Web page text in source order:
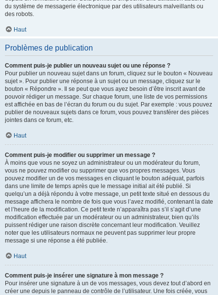
du système de messagerie électronique par des utilisateurs malveillants ou
des robots.
Haut
Problèmes de publication
Comment puis-je publier un nouveau sujet ou une réponse ?
Pour publier un nouveau sujet dans un forum, cliquez sur le bouton « Nouveau
sujet ». Pour publier une réponse à un sujet ou un message, cliquez sur le
bouton « Répondre ». Il se peut que vous ayez besoin d’être inscrit avant de
pouvoir rédiger un message. Sur chaque forum, une liste de vos permissions
est affichée en bas de l’écran du forum ou du sujet. Par exemple : vous pouvez
publier de nouveaux sujets dans ce forum, vous pouvez transférer des pièces
jointes dans ce forum, etc.
Haut
Comment puis-je modifier ou supprimer un message ?
À moins que vous ne soyez un administrateur ou un modérateur du forum,
vous ne pouvez modifier ou supprimer que vos propres messages. Vous
pouvez modifier un de vos messages en cliquant le bouton adéquat, parfois
dans une limite de temps après que le message initial ait été publié. Si
quelqu’un a déjà répondu à votre message, un petit texte situé en dessous du
message affichera le nombre de fois que vous l’avez modifié, contenant la date
et l’heure de la modification. Ce petit texte n’apparaîtra pas s’il s’agit d’une
modification effectuée par un modérateur ou un administrateur, bien qu’ils
puissent rédiger une raison discrète concernant leur modification. Veuillez
noter que les utilisateurs normaux ne peuvent pas supprimer leur propre
message si une réponse a été publiée.
Haut
Comment puis-je insérer une signature à mon message ?
Pour insérer une signature à un de vos messages, vous devez tout d’abord en
créer une depuis le panneau de contrôle de l’utilisateur. Une fois créée, vous